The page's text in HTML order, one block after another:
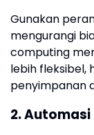
Gunakan
mengurangi
computing
lebih fleksibel,
penyimpanan
2.